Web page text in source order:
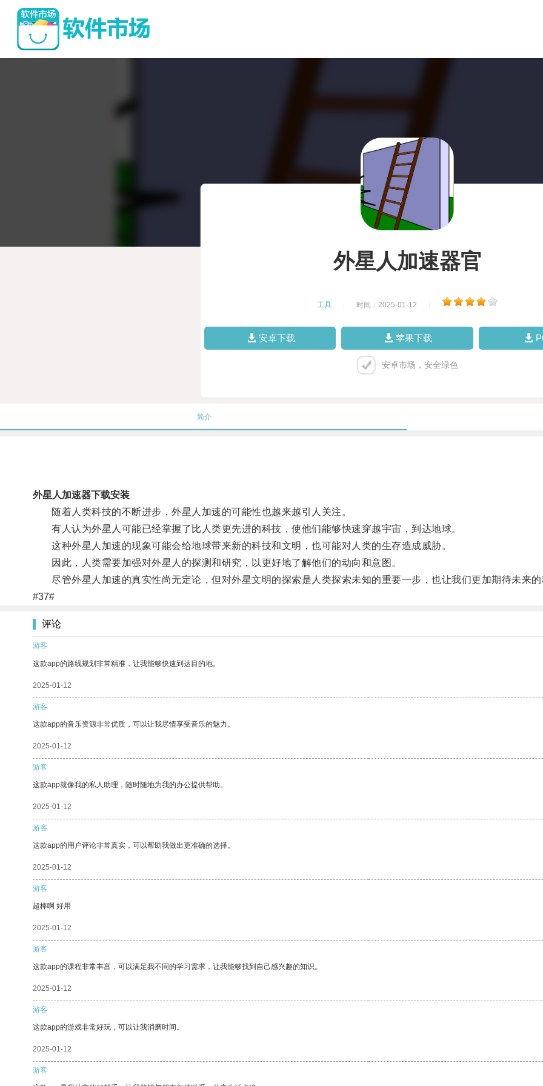
外星人加速器官
工具 时间：2025-01-12
安卓下载 苹果下载
安卓市场，安全绿色
简介
外星人加速器下载安装
随着人类科技的不断进步，外星人加速的可能性也越来越引人关注。
有人认为外星人可能已经掌握了比人类更先进的科技，使他们能够快速穿越宇宙，到达地球。
这种外星人加速的现象可能会给地球带来新的科技和文明，也可能对人类的生存造成威胁。
因此，人类需要加强对外星人的探测和研究，以更好地了解他们的动向和意图。
尽管外星人加速的真实性尚无定论，但对外星文明的探索是人类探索未知的重要一步，也让我们更加期待未来的
#37#
评论
游客
这款app的路线规划非常精准，让我能够快速到达目的地。
2025-01-12
游客
这款app的音乐资源非常优质，可以让我尽情享受音乐的魅力。
2025-01-12
游客
这款app就像我的私人助理，随时随地为我的办公提供帮助。
2025-01-12
游客
这款app的用户评论非常真实，可以帮助我做出更准确的选择。
2025-01-12
游客
超棒啊 好用
2025-01-12
游客
这款app的课程非常丰富，可以满足我不同的学习需求，让我能够找到自己感兴趣的知识。
2025-01-12
游客
这款app的游戏非常好玩，可以让我消磨时间。
2025-01-12
游客